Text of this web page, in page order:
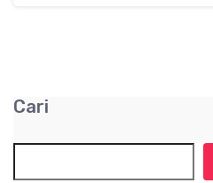
Cari